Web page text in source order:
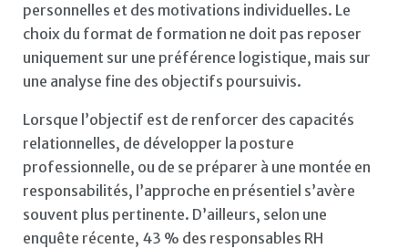
personnelles et des motivations individuelles. Le
choix du format de formation ne doit pas reposer
uniquement sur une préférence logistique, mais sur
une analyse fine des objectifs poursuivis.
Lorsque l’objectif est de renforcer des capacités
relationnelles, de développer la posture
professionnelle, ou de se préparer à une montée en
responsabilités, l’approche en présentiel s’avère
souvent plus pertinente. D’ailleurs, selon une
enquête récente, 43 % des responsables RH